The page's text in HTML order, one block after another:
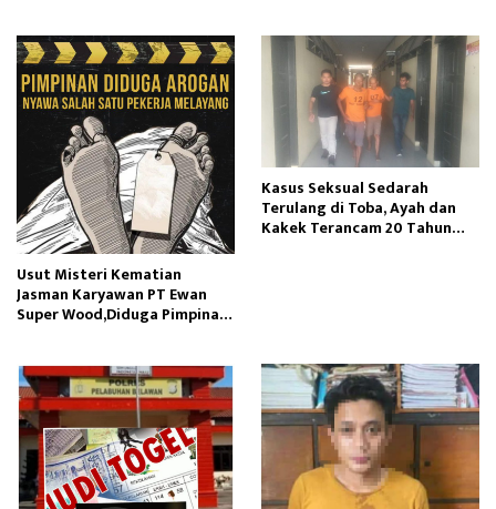
Usut Misteri Kematian
Jasman Karyawan PT Ewan
Super Wood,Diduga Pimpinan
Kasus Seksual Sedarah
Terulang di Toba, Ayah dan
Kakek Terancam 20 Tahun